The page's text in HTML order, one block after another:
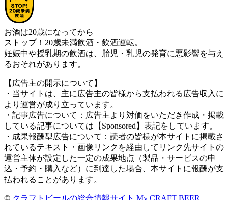
お酒は20歳になってから
ストップ！20歳未満飲酒・飲酒運転。
妊娠中や授乳期の飲酒は、胎児・乳児の発育に悪影響を与え
るおそれがあります。
【広告主の開示について】
・当サイトは、主に広告主の皆様から支払われる広告収入に
より運営が成り立っています。
・記事広告について：広告主より対価をいただき作成・掲載
している記事については【Sponsored】表記をしています。
・成果報酬型広告について：読者の皆様が本サイトに掲載さ
れているテキスト・画像リンクを経由してリンク先サイトの
運営主体が設定した一定の成果地点（製品・サービスの申
込・予約・購入など）に到達した場合、本サイトに報酬が支
払われることがあります。
© クラフトビールの総合情報サイト My CRAFT BEER